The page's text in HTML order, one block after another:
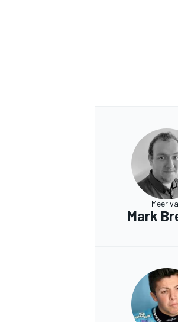
Meer
Mark